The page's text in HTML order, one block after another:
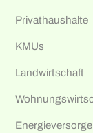
Privathaushalte
KMUs
Landwirtschaft